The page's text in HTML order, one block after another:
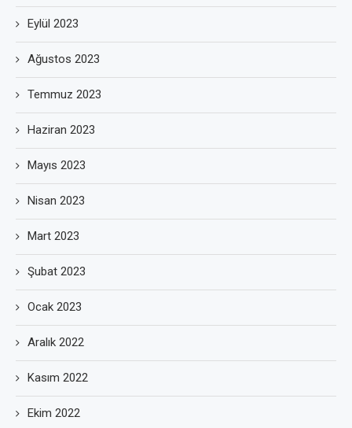
Eylül 2023
Ağustos 2023
Temmuz 2023
Haziran 2023
Mayıs 2023
Nisan 2023
Mart 2023
Şubat 2023
Ocak 2023
Aralık 2022
Kasım 2022
Ekim 2022